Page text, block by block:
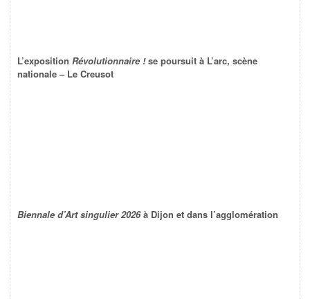
L’exposition Révolutionnaire !se poursuit à L’arc, scène
nationale – Le Creusot
Biennale d’Art singulier 2026à Dijon et dans l’agglomération